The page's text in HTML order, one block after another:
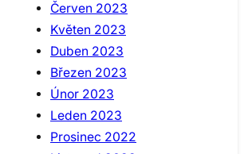
Červen 2023
Květen 2023
Duben 2023
Březen 2023
Únor 2023
Leden 2023
Prosinec 2022